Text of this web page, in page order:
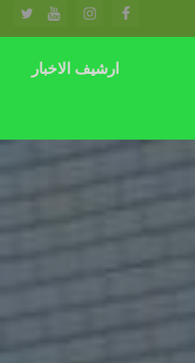
ارشيف الاخبار